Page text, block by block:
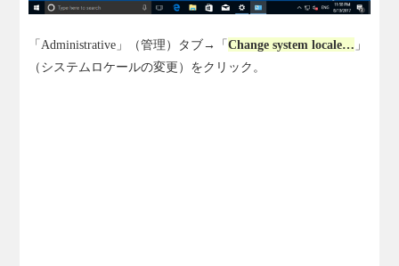
「Administrative」（管理）タブ→「Change system locale… 」
（システムロケールの変更）をクリック。